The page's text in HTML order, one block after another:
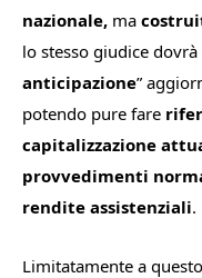
nazionale, ma
lo stesso giudice dovrà
anticipazione”
potendo pure fare
capitalizzazione
provvedimenti
rendite assistenziali.
Limitatamente a